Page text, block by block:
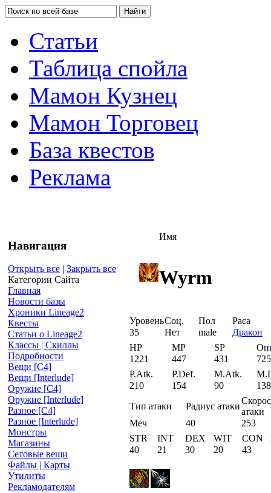
Статьи
Таблица спойла
Мамон Кузнец
Мамон Торговец
База квестов
Реклама
Навигация
Открыть все | Закрыть все
Категории Сайта
Главная
Новости базы
Хроники Lineage2
Квесты
Статьи о Lineage2
Классы | Скиллы
Подробности
Вещи [С4]
Вещи [Interlude]
Оружие [С4]
Оружие [Interlude]
Разное [C4]
Разное [Interlude]
Монстры
Магазины
Сетовые вещи
Файлы | Карты
Утилиты
Рекламодателям
Имя
Wyrm
УровеньСоц. Пол
Раса
35
Нет male
Дракон
HP
MP SP
1221
447 431
P.Atk.
P.Def. M.Atk.
210
154 90
138
Тип атаки
Радиус атаки
атаки
Меч
40
253
STR
INT DEX WIT CON
40
21 30 20 43